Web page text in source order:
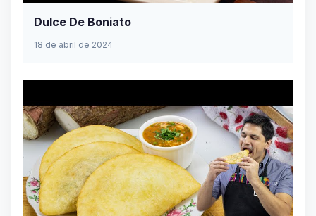
Dulce De Boniato
18 de abril de 2024